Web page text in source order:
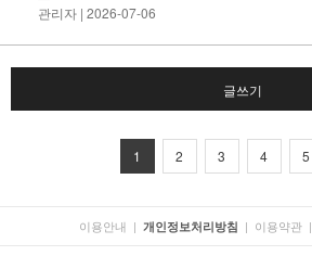
관리자 | 2026-07-06
글쓰기
1 2 3 4 5
이용안내 | 개인정보처리방침 | 이용약관 |